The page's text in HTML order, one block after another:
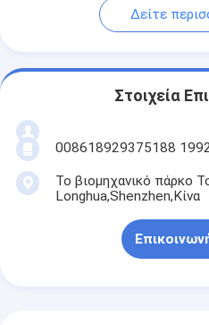
Δείτε
Στοιχεία
008618929375188
Το βιομηχανικό πάρκο
Longhua,Shenzhen,Κίνα